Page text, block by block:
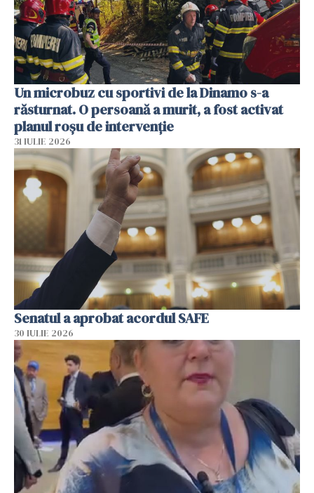
Un microbuz cu sportivi de la Dinamo s-a
răsturnat. O persoană a murit, a fost activat
planul roșu de intervenție
31 IULIE 2026
Senatul a aprobat acordul SAFE
30 IULIE 2026